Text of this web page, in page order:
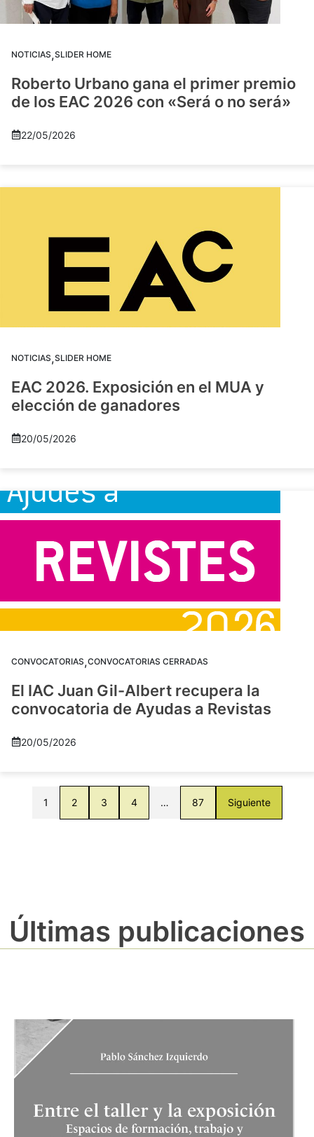
NOTICIAS,SLIDER HOME
Roberto Urbano gana el primer premio
de los EAC 2026 con «Será o no será»
22/05/2026
NOTICIAS,SLIDER HOME
EAC 2026. Exposición en el MUA y
elección de ganadores
20/05/2026
CONVOCATORIAS,CONVOCATORIAS CERRADAS
El IAC Juan Gil-Albert recupera la
convocatoria de Ayudas a Revistas
20/05/2026
1 2 3 4 … 87 Siguiente
Últimas publicaciones